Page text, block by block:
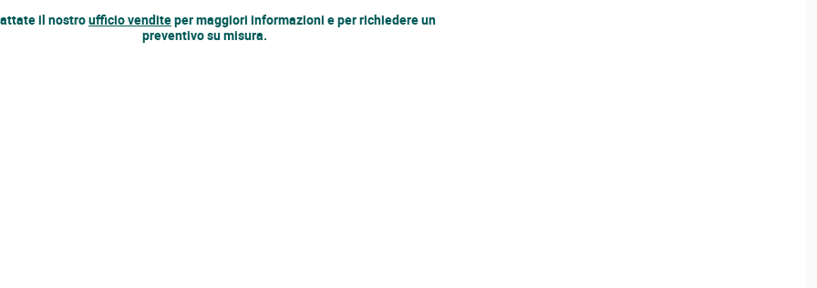
il nostroufficio venditeper maggiori informazioni e per richiedere un
preventivo su misura.